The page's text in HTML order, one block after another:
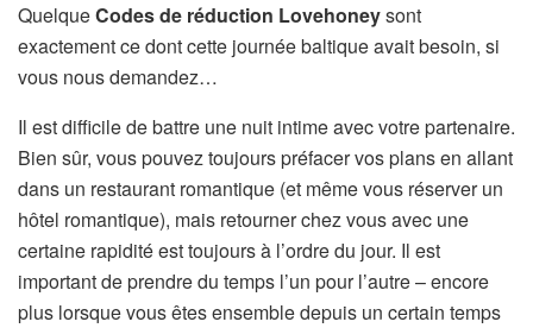
QuelqueCodes de réduction Lovehoneysont
exactement ce dont cette journée baltique avait besoin, si
vous nous demandez…
Il est difficile de battre une nuit intime avec votre partenaire.
Bien sûr, vous pouvez toujours préfacer vos plans en allant
dans un restaurant romantique (et même vous réserver un
hôtel romantique), mais retourner chez vous avec une
certaine rapidité est toujours à l’ordre du jour. Il est
important de prendre du temps l’un pour l’autre – encore
plus lorsque vous êtes ensemble depuis un certain temps